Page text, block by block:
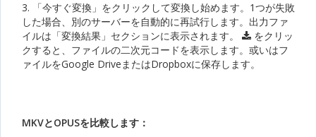
3. 「今すぐ変換」をクリックして変換し始めます。1つが失敗
した場合、別のサーバーを自動的に再試行します。出力ファ
イルは「変換結果」セクションに表示されます。
をクリッ
クすると、ファイルの二次元コードを表示します。或いはフ
ァイルをGoogle DriveまたはDropboxに保存します。
MKVとOPUSを比較します：